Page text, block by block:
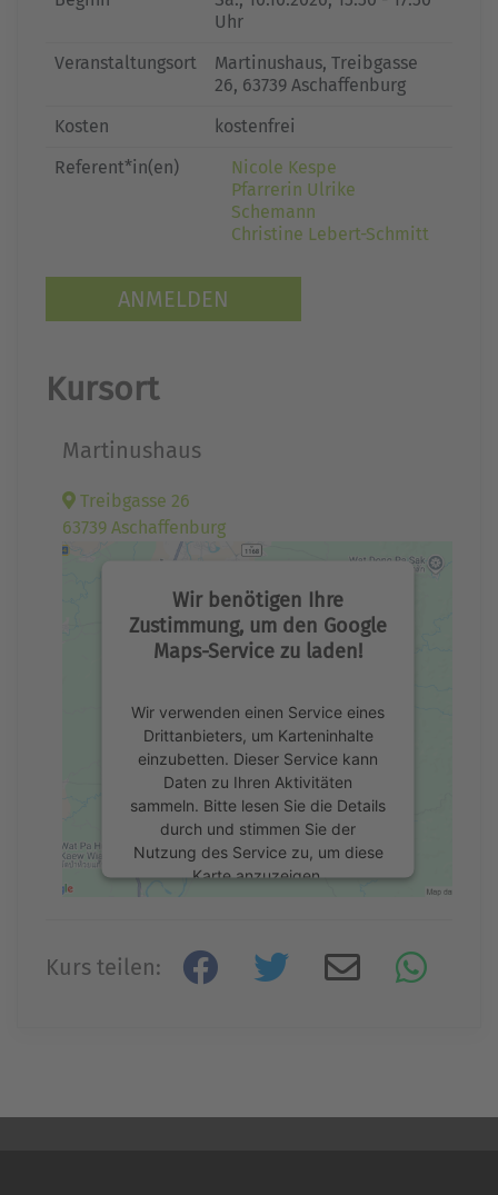
Uhr
Veranstaltungsort
Martinushaus, Treibgasse
26, 63739 Aschaffenburg
Kosten
kostenfrei
Referent*in(en)
Nicole Kespe
Pfarrerin Ulrike
Schemann
Christine Lebert-Schmitt
ANMELDEN
Kursort
Martinushaus
Treibgasse 26
63739 Aschaffenburg
Wir benötigen Ihre
Zustimmung, um den Google
Maps-Service zu laden!
Wir verwenden einen Service eines
Drittanbieters, um Karteninhalte
einzubetten. Dieser Service kann
Daten zu Ihren Aktivitäten
sammeln. Bitte lesen Sie die Details
durch und stimmen Sie der
Nutzung des Service zu, um diese
Karte anzuzeigen.
Kurs teilen: